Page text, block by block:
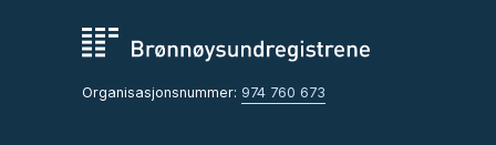
Organisasjonsnummer: 974 760 673